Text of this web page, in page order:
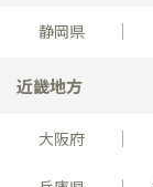
静岡県
近畿地方
大阪府